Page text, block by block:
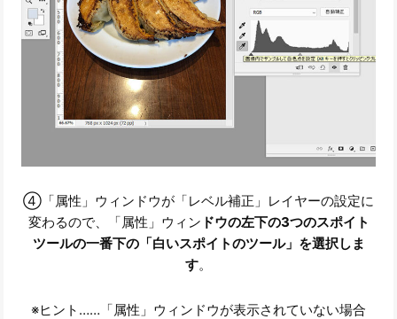
④「属性」ウィンドウが「レベル補正」レイヤーの設定に
変わるので、「属性」ウィン ドウの左下の3つのスポイト
ツールの一番下の「白いスポイトのツール」を選択しま
す。
※ヒント……「属性」ウィンドウが表示されていない場合